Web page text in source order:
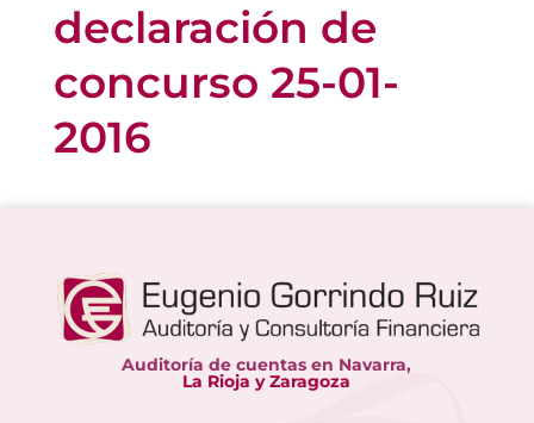
declaración de
concurso 25-01-
2016
Auditoría de cuentas en Navarra,
La Rioja y Zaragoza